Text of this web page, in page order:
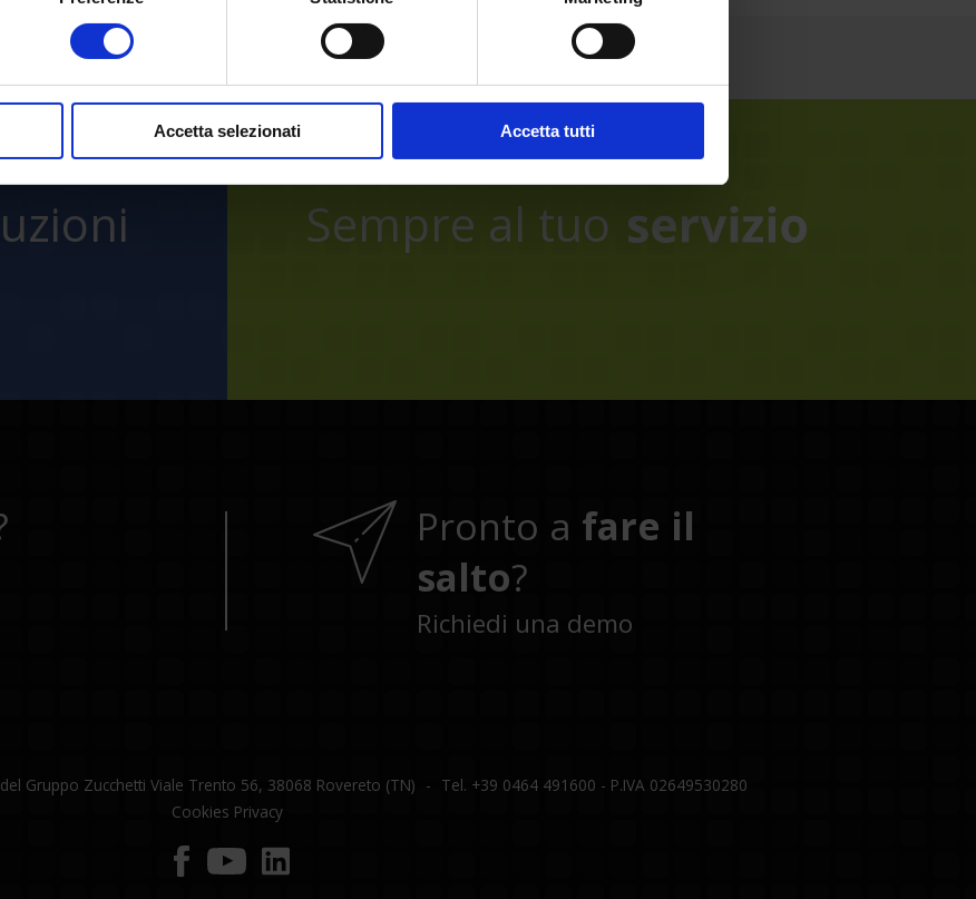
Accetta selezionati Accetta tutti
Sempre al tuo
Pronto a fare il
salto?
Richiedi una demo
Gruppo Zucchetti Viale Trento 56, 38068 Rovereto (TN)
Tel. +39 0464 491600 - P.IVA 02649530280
Cookies Privacy